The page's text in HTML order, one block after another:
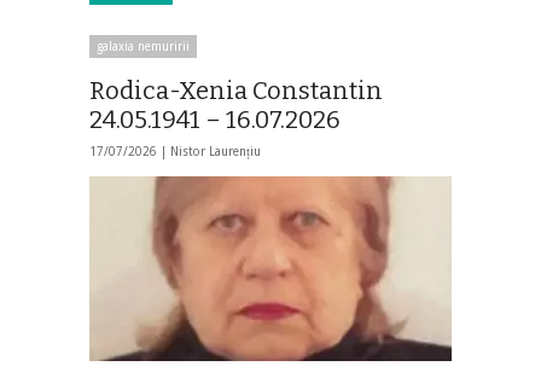
galaxia nemuririi
Rodica-Xenia Constantin
24.05.1941 – 16.07.2026
17/07/2026 | Nistor Laurențiu